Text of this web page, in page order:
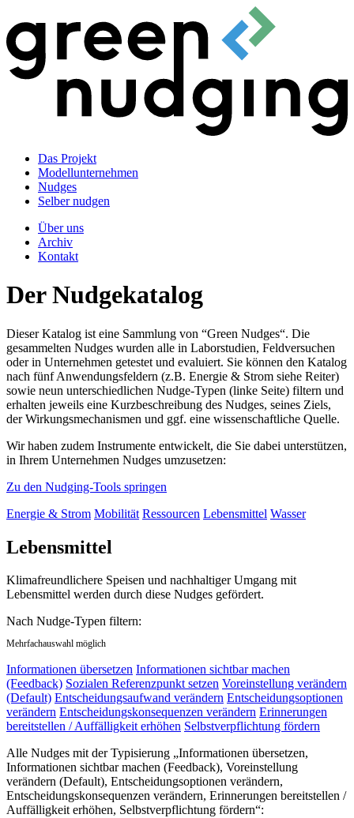
Das Projekt
Modellunternehmen
Nudges
Selber nudgen
Über uns
Archiv
Kontakt
Der Nudgekatalog
Dieser Katalog ist eine Sammlung von “Green Nudges“. Die
gesammelten Nudges wurden alle in Laborstudien, Feldversuchen
oder in Unternehmen getestet und evaluiert. Sie können den Katalog
nach fünf Anwendungsfeldern (z.B. Energie & Strom siehe Reiter)
sowie neun unterschiedlichen Nudge-Typen (linke Seite) filtern und
erhalten jeweils eine Kurzbeschreibung des Nudges, seines Ziels,
der Wirkungsmechanismen und ggf. eine wissenschaftliche Quelle.
Wir haben zudem Instrumente entwickelt, die Sie dabei unterstützen,
in Ihrem Unternehmen Nudges umzusetzen:
Zu den Nudging-Tools springen
Energie & Strom Mobilität Ressourcen Lebensmittel Wasser
Lebensmittel
Klimafreundlichere Speisen und nachhaltiger Umgang mit
Lebensmittel werden durch diese Nudges gefördert.
Nach Nudge-Typen filtern:
Mehrfachauswahl möglich
Informationen übersetzen Informationen sichtbar machen
(Feedback) Sozialen Referenzpunkt setzen Voreinstellung verändern
(Default) Entscheidungsaufwand verändern Entscheidungsoptionen
verändern Entscheidungskonsequenzen verändern Erinnerungen
bereitstellen / Auffälligkeit erhöhen Selbstverpflichtung fördern
Alle Nudges mit der Typisierung „Informationen übersetzen,
Informationen sichtbar machen (Feedback), Voreinstellung
verändern (Default), Entscheidungsoptionen verändern,
Entscheidungskonsequenzen verändern, Erinnerungen bereitstellen /
Auffälligkeit erhöhen, Selbstverpflichtung fördern“: